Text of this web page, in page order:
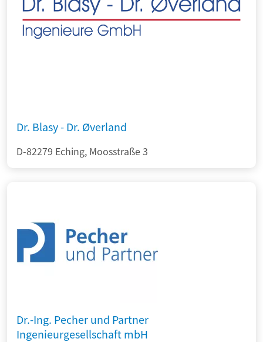
Dr. Blasy - Dr. Øverland
D-82279 Eching, Moosstraße 3
Dr.-Ing. Pecher und Partner
Ingenieurgesellschaft mbH